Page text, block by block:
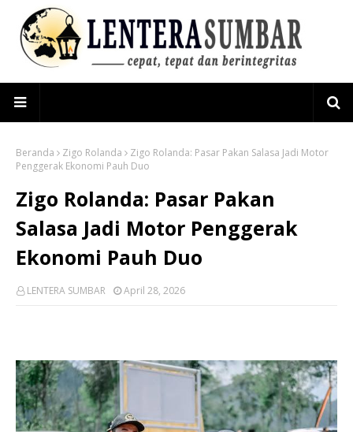
Beranda Zigo Rolanda
Zigo Rolanda: Pasar Pakan Salasa Jadi Motor
Penggerak Ekonomi Pauh Duo
Zigo Rolanda: Pasar Pakan
Salasa Jadi Motor Penggerak
Ekonomi Pauh Duo
LENTERA SUMBAR April 28, 2026